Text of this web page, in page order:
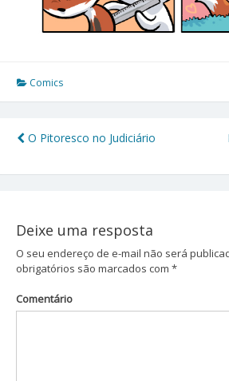
Comics
de
O Pitoresco no Judiciário
Deixe uma resposta
O seu endereço de e-mail não será
obrigatórios são marcados com *
Comentário